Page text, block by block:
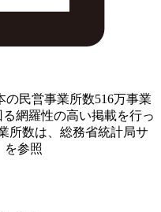
民営事業所数516万事業
網羅性の高い掲載を行っ
所数は、総務省統計局サ
を参照